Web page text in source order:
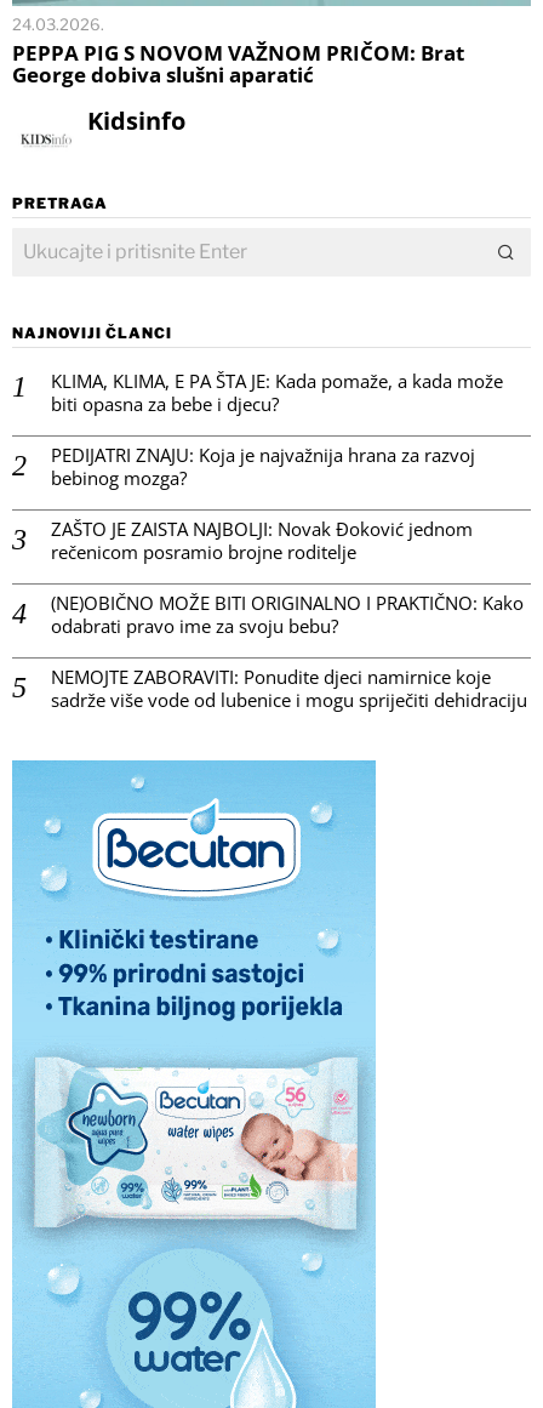
24.03.2026.
PEPPA PIG S NOVOM VAŽNOM PRIČOM: Brat
George dobiva slušni aparatić
Kidsinfo
PRETRAGA
NAJNOVIJI ČLANCI
KLIMA, KLIMA, E PA ŠTA JE: Kada pomaže, a kada može
biti opasna za bebe i djecu?
PEDIJATRI ZNAJU: Koja je najvažnija hrana za razvoj
bebinog mozga?
ZAŠTO JE ZAISTA NAJBOLJI: Novak Đoković jednom
rečenicom posramio brojne roditelje
(NE)OBIČNO MOŽE BITI ORIGINALNO I PRAKTIČNO: Kako
odabrati pravo ime za svoju bebu?
NEMOJTE ZABORAVITI: Ponudite djeci namirnice koje
sadrže više vode od lubenice i mogu spriječiti dehidraciju